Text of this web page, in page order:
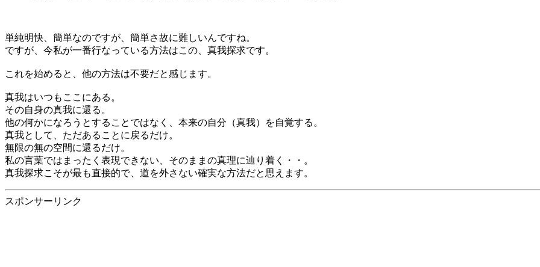
単純明快、簡単なのですが、簡単さ故に難しいんですね。
ですが、今私が一番行なっている方法はこの、真我探求です。
これを始めると、他の方法は不要だと感じます。
真我はいつもここにある。
その自身の真我に還る。
他の何かになろうとすることではなく、本来の自分（真我）を自覚する。
真我として、ただあることに戻るだけ。
無限の無の空間に還るだけ。
私の言葉ではまったく表現できない、そのままの真理に辿り着く・・。
真我探求こそが最も直接的で、道を外さない確実な方法だと思えます。
スポンサーリンク